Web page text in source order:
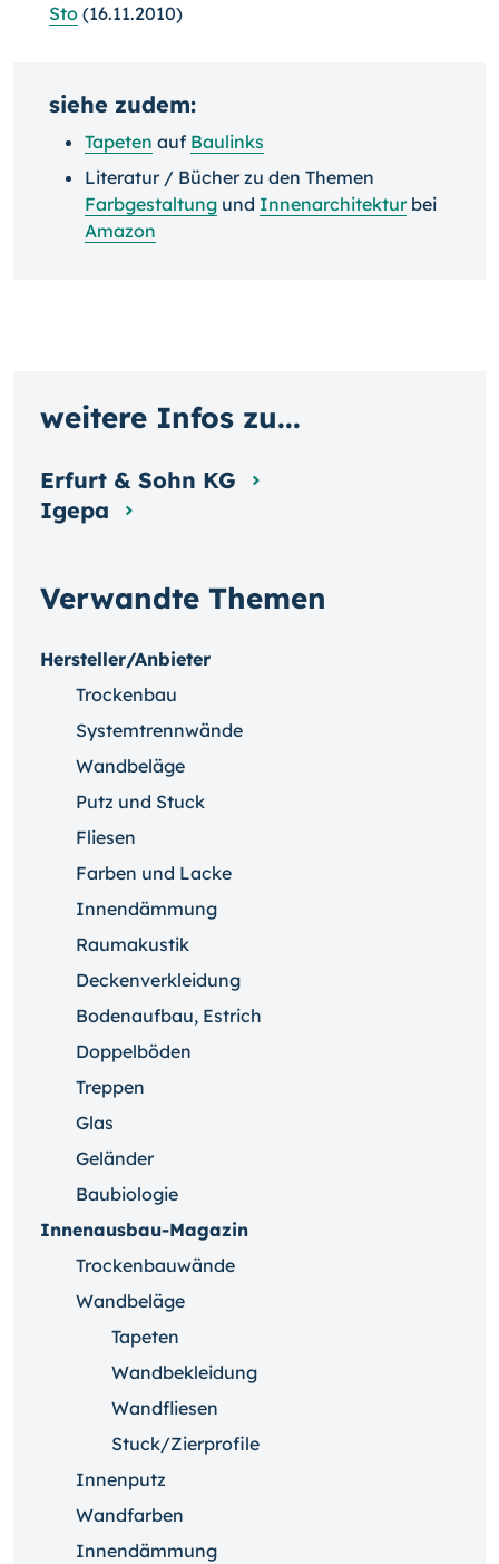
Sto (16.11.2010)
siehe zudem:
Tapeten auf Baulinks
Literatur / Bücher zu den Themen
Farbgestaltung und Innenarchitekturbei
Amazon
Verwandte Themen
Hersteller/Anbieter
Trockenbau
Systemtrennwände
Wandbeläge
Putz und Stuck
Fliesen
Farben und Lacke
Innendämmung
Raumakustik
Deckenverkleidung
Bodenaufbau, Estrich
Doppelböden
Treppen
Glas
Geländer
Baubiologie
Innenausbau-Magazin
Trockenbauwände
Wandbeläge
Tapeten
Wandbekleidung
Wandfliesen
Stuck/Zierprofile
Innenputz
Wandfarben
Innendämmung
weitere Infos zu...
Erfurt & Sohn KG
Igepa